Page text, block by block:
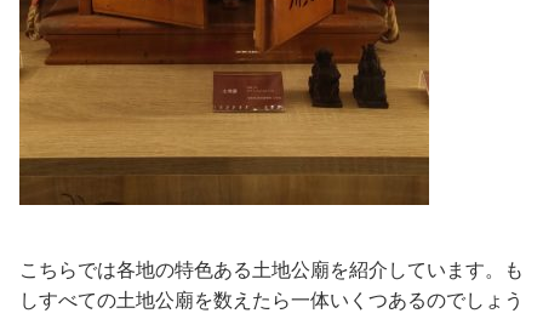
こちらでは各地の特色ある土地公廟を紹介しています。も
しすべての土地公廟を数えたら一体いくつあるのでしょう